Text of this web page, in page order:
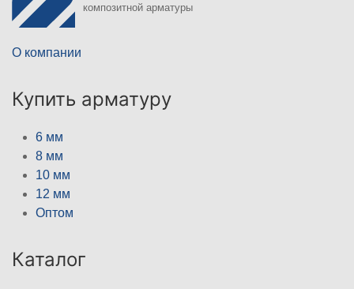
композитной арматуры
О компании
Купить арматуру
6 мм
8 мм
10 мм
12 мм
Оптом
Каталог